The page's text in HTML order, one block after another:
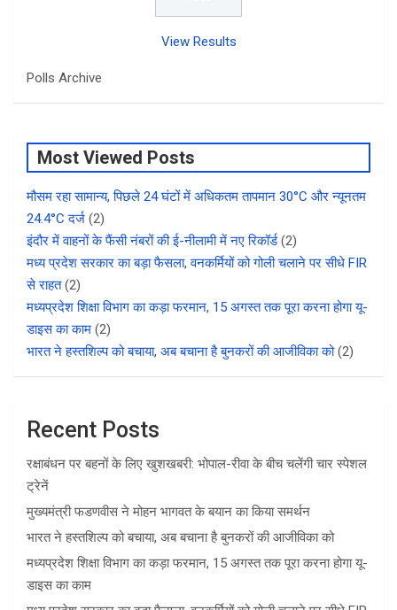
View Results
Polls Archive
Most Viewed Posts
मौसम रहा सामान्य, पिछले 24 घंटों में अधिकतम तापमान 30°C और न्यूनतम
24.4°C दर्ज (2)
इंदौर में वाहनों के फैंसी नंबरों की ई-नीलामी में नए रिकॉर्ड (2)
मध्य प्रदेश सरकार का बड़ा फैसला, वनकर्मियों को गोली चलाने पर सीधे FIR
से राहत (2)
मध्यप्रदेश शिक्षा विभाग का कड़ा फरमान, 15 अगस्त तक पूरा करना होगा यू-
डाइस का काम (2)
भारत ने हस्तशिल्प को बचाया, अब बचाना है बुनकरों की आजीविका को (2)
Recent Posts
रक्षाबंधन पर बहनों के लिए खुशखबरी: भोपाल-रीवा के बीच चलेंगी चार स्पेशल
ट्रेनें
मुख्यमंत्री फडणवीस ने मोहन भागवत के बयान का किया समर्थन
भारत ने हस्तशिल्प को बचाया, अब बचाना है बुनकरों की आजीविका को
मध्यप्रदेश शिक्षा विभाग का कड़ा फरमान, 15 अगस्त तक पूरा करना होगा यू-
डाइस का काम